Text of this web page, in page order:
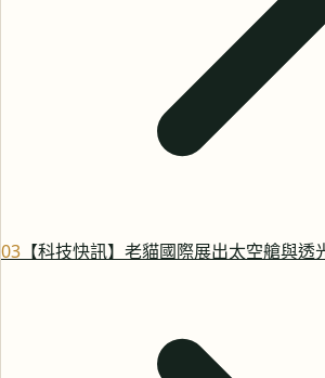
03 【科技快訊】老貓國際展出太空艙與透